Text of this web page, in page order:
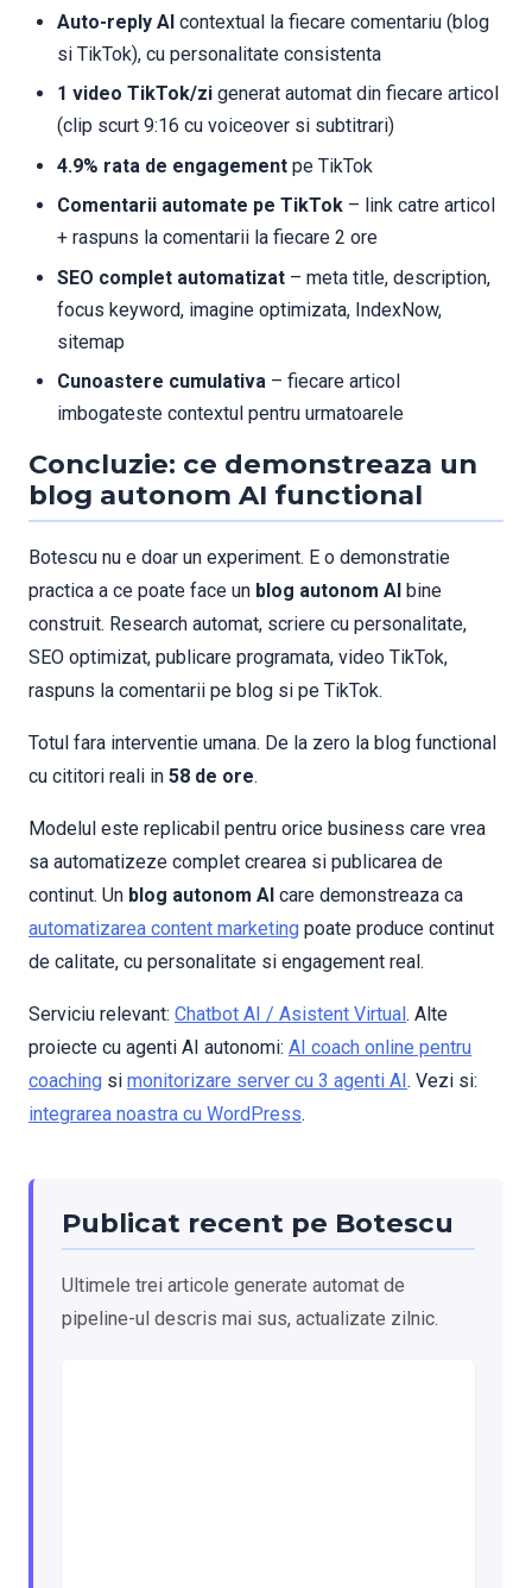
Auto-reply AI contextual la fiecare comentariu (blog
si TikTok), cu personalitate consistenta
1 video TikTok/zi generat automat din fiecare articol
(clip scurt 9:16 cu voiceover si subtitrari)
4.9% rata de engagement pe TikTok
Comentarii automate pe TikTok – link catre articol
+ raspuns la comentarii la fiecare 2 ore
SEO complet automatizat – meta title, description,
focus keyword, imagine optimizata, IndexNow,
sitemap
Cunoastere cumulativa – fiecare articol
imbogateste contextul pentru urmatoarele
Concluzie: ce demonstreaza un
blog autonom AI functional
Botescu nu e doar un experiment. E o demonstratie
practica a ce poate face un blog autonom AI bine
construit. Research automat, scriere cu personalitate,
SEO optimizat, publicare programata, video TikTok,
raspuns la comentarii pe blog si pe TikTok.
Totul fara interventie umana. De la zero la blog functional
cu cititori reali in 58 de ore.
Modelul este replicabil pentru orice business care vrea
sa automatizeze complet crearea si publicarea de
continut. Un blog autonom AI care demonstreaza ca
automatizarea content marketing poate produce continut
de calitate, cu personalitate si engagement real.
Serviciu relevant: Chatbot AI / Asistent Virtual. Alte
proiecte cu agenti AI autonomi: AI coach online pentru
coaching si monitorizare server cu 3 agenti AI. Vezi si:
integrarea noastra cu WordPress.
Publicat recent pe Botescu
Ultimele trei articole generate automat de
pipeline-ul descris mai sus, actualizate zilnic.